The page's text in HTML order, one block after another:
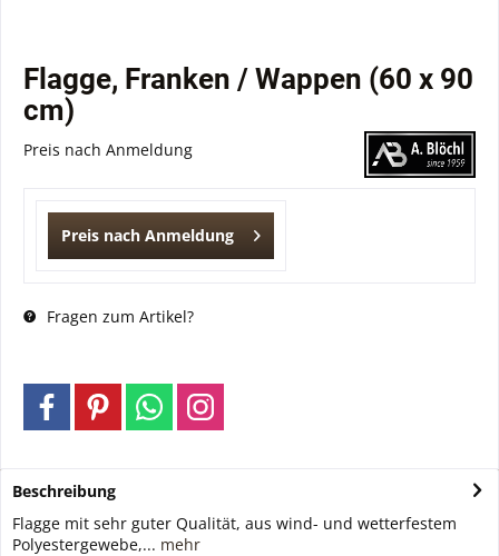
Flagge, Franken / Wappen (60 x 90
cm)
Preis nach Anmeldung
Preis nach Anmeldung
Fragen zum Artikel?
Beschreibung
Flagge mit sehr guter Qualität, aus wind- und wetterfestem
Polyestergewebe,... mehr